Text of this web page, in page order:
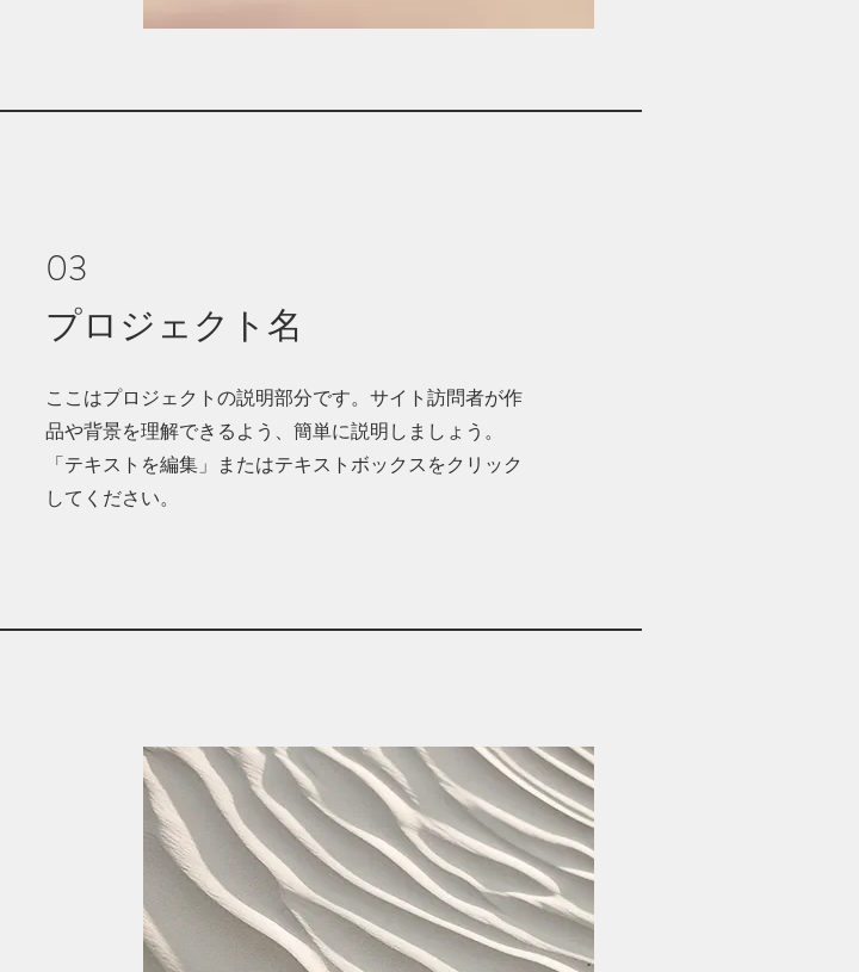
03
プロジェクト名
ここはプロジェクトの説明部分です。サイト訪問者が作
品や背景を理解できるよう、簡単に説明しましょう。
「テキストを編集」またはテキストボックスをクリック
してください。